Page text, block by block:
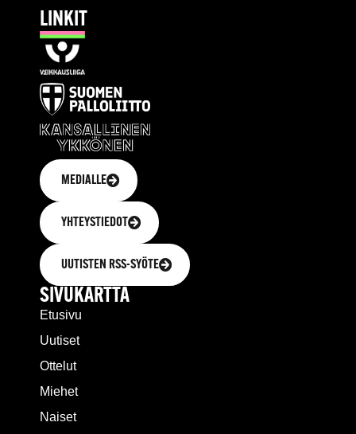
LINKIT
MEDIALLE
YHTEYSTIEDOT
UUTISTEN RSS-SYÖTE
SIVUKARTTA
Etusivu
Uutiset
Ottelut
Miehet
Naiset